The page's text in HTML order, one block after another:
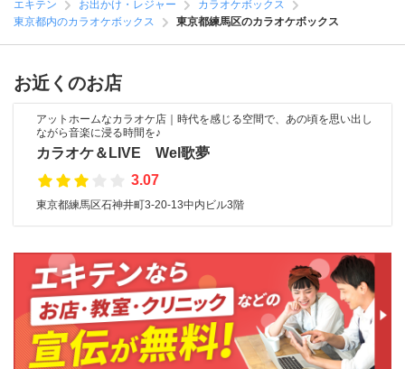
エキテン お出かけ・レジャー
カラオケボックス
東京都内のカラオケボックス
東京都練馬区のカラオケボックス
お近くのお店
アットホームなカラオケ店｜時代を感じる空間で、あの頃を思い出し
ながら音楽に浸る時間を♪
カラオケ＆LIVE Wel歌夢
3.07
東京都練馬区石神井町3-20-13中内ビル3階